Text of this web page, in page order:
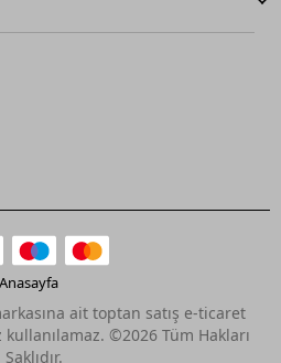
Anasayfa
ait toptan satış e-ticaret
©2026 Tüm Hakları
Saklıdır.